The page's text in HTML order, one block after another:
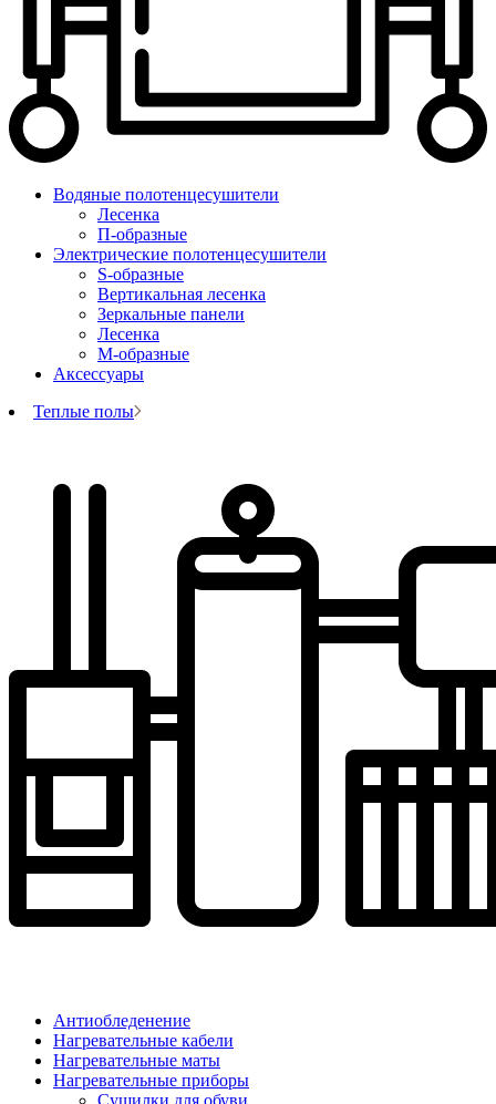
Водяные полотенцесушители
Лесенка
П-образные
Электрические полотенцесушители
S-образные
Вертикальная лесенка
Зеркальные панели
Лесенка
М-образные
Аксессуары
Теплые полы
Антиобледенение
Нагревательные кабели
Нагревательные маты
Нагревательные приборы
Сушилки для обуви